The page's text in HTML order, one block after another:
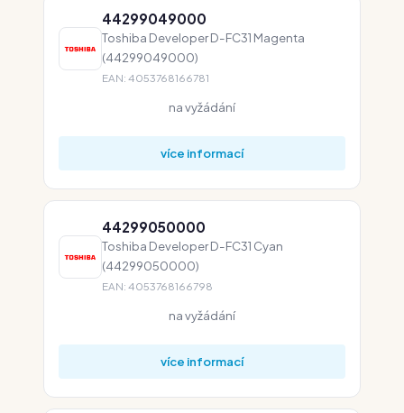
44299049000
Toshiba Developer D-FC31 Magenta
(44299049000)
EAN: 4053768166781
na vyžádání
více informací
44299050000
Toshiba Developer D-FC31 Cyan
(44299050000)
EAN: 4053768166798
na vyžádání
více informací